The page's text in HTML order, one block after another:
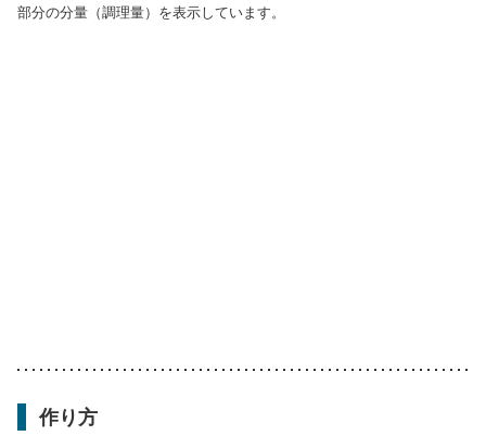
部分の分量（調理量）を表示しています。
作り方